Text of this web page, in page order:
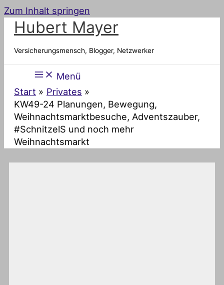
Zum Inhalt springen
Hubert Mayer
Versicherungsmensch, Blogger, Netzwerker
Menü
Start
Privates
KW49-24 Planungen, Bewegung,
Weihnachtsmarktbesuche, Adventszauber,
#SchnitzelS und noch mehr
Weihnachtsmarkt